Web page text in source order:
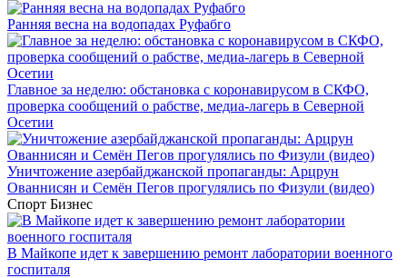
Ранняя весна на водопадах Руфабго
Главное за неделю: обстановка с коронавирусом в СКФО,
проверка сообщений о рабстве, медиа-лагерь в Северной
Осетии
Уничтожение азербайджанской пропаганды: Арцрун
Ованнисян и Семён Пегов прогулялись по Физули (видео)
Спорт Бизнес
В Майкопе идет к завершению ремонт лаборатории военного
госпиталя